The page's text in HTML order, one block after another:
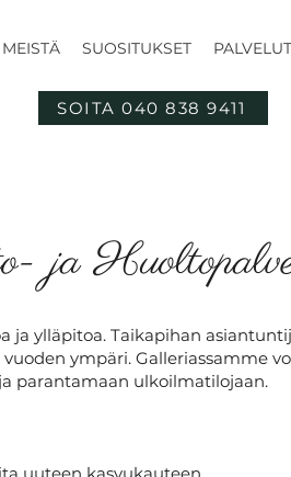
MEISTÄ SUOSITUKSET PALVELUT
SOITA 040 838 9411
ja
ja ylläpitoa. Taikapihan
ympäri. Galleriassamme
parantamaan ulkoilmatilojaan.